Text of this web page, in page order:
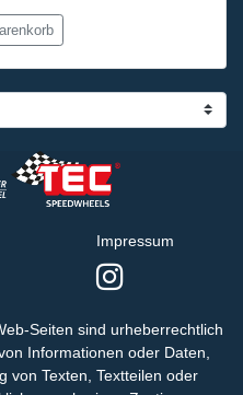
Impressum
Seiten sind urheberrechtlich
Informationen oder Daten,
von Texten, Textteilen oder